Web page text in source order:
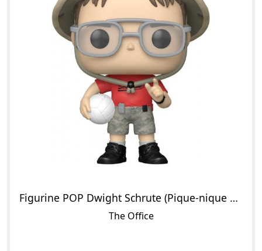
Figurine POP Dwight Schrute (Pique-nique d'entreprise)
The Office